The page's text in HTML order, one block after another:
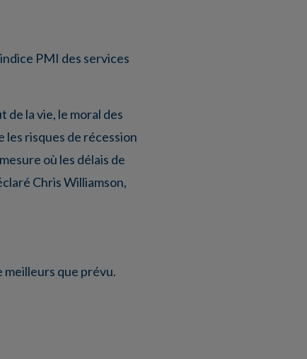
PMI des services
la vie, le moral des
les risques de récession
où les délais de
Chris Williamson,
meilleurs que prévu.